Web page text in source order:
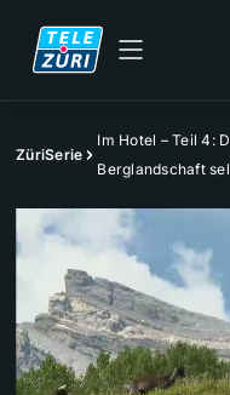
ZüriSerie
Im Hotel – Teil 4:
Berglandschaft